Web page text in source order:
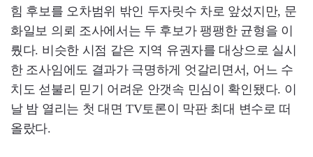
힘 후보를 오차범위 밖인 두자릿수 차로 앞섰지만, 문
화일보 의뢰 조사에서는 두 후보가 팽팽한 균형을 이
뤘다. 비슷한 시점 같은 지역 유권자를 대상으로 실시
한 조사임에도 결과가 극명하게 엇갈리면서, 어느 수
치도 섣불리 믿기 어려운 안갯속 민심이 확인됐다. 이
날 밤 열리는 첫 대면 TV토론이 막판 최대 변수로 떠
올랐다.